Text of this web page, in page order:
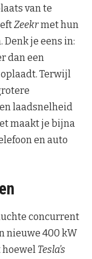
van te
Zeekrmet hun
Denk je eens in:
dan een
Terwijl
laadsnelheid
maakt je bijna
en auto
concurrent
nieuwe 400 kW
hoewel Tesla’s